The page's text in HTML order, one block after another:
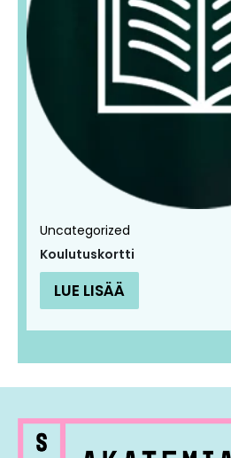
Uncategorized
Koulutuskortti
LUE LISÄÄ